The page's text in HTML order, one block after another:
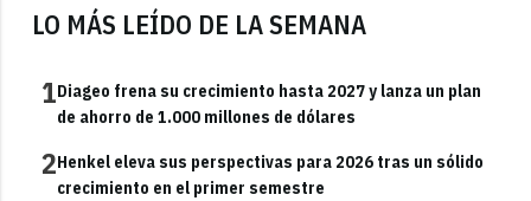
LO MÁS LEÍDO DE LA SEMANA
1Diageo frena su crecimiento hasta 2027 y lanza un plan
de ahorro de 1.000 millones de dólares
2Henkel eleva sus perspectivas para 2026 tras un sólido
crecimiento en el primer semestre